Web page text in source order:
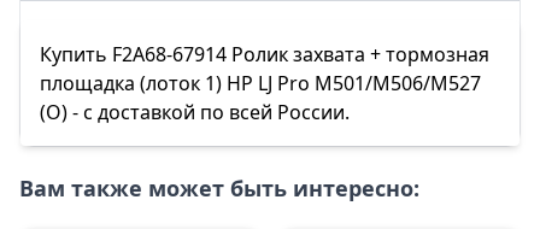
Купить F2A68-67914 Ролик захвата + тормозная
площадка (лоток 1) HP LJ Pro M501/M506/M527
(O) - с доставкой по всей России.
Вам также может быть интересно: